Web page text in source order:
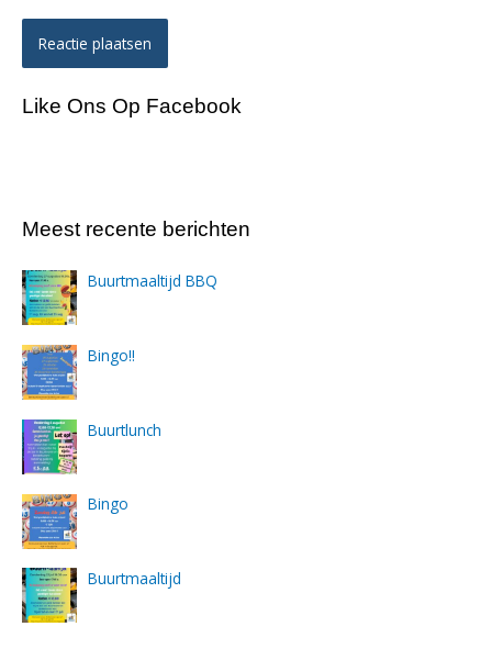
Like Ons Op Facebook
Meest recente berichten
Buurtmaaltijd BBQ
Bingo!!
Buurtlunch
Bingo
Buurtmaaltijd